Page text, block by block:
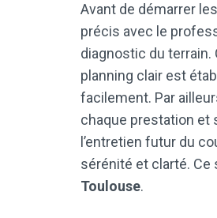
Avant de démarrer
précis avec le
diagnostic du terrain.
planning clair est
facilement. Par
chaque prestation et
l’entretien futur du
sérénité et clarté. Ce
Toulouse.